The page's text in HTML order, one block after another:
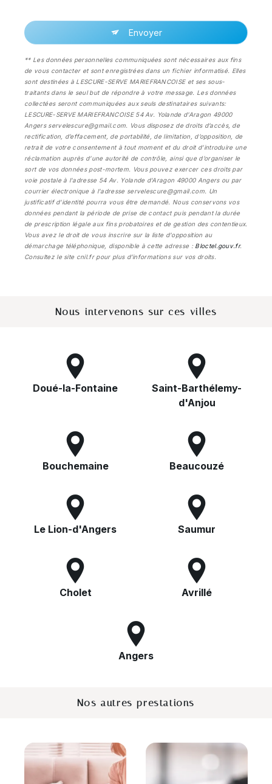
Envoyer
** Les données personnelles communiquées sont nécessaires aux fins
de vous contacter et sont enregistrées dans un fichier informatisé. Elles
sont destinées à LESCURE-SERVE MARIEFRANCOISE et ses sous-
traitants dans le seul but de répondre à votre message. Les données
collectées seront communiquées aux seuls destinataires suivants:
LESCURE-SERVE MARIEFRANCOISE 54 Av. Yolande d'Aragon 49000
Angers servelescure@gmail.com. Vous disposez de droits d’accès, de
rectification, d’effacement, de portabilité, de limitation, d’opposition, de
retrait de votre consentement à tout moment et du droit d’introduire une
réclamation auprès d’une autorité de contrôle, ainsi que d’organiser le
sort de vos données post-mortem. Vous pouvez exercer ces droits par
voie postale à l'adresse 54 Av. Yolande d'Aragon 49000 Angers ou par
courrier électronique à l'adresse servelescure@gmail.com. Un
justificatif d'identité pourra vous être demandé. Nous conservons vos
données pendant la période de prise de contact puis pendant la durée
de prescription légale aux fins probatoires et de gestion des contentieux.
Vous avez le droit de vous inscrire sur la liste d'opposition au
démarchage téléphonique, disponible à cette adresse : Bloctel.gouv.fr.
Consultez le site cnil.fr pour plus d’informations sur vos droits.
Nous intervenons sur ces villes
Doué-la-Fontaine
Saint-Barthélemy-
d'Anjou
Bouchemaine Beaucouzé
Le Lion-d'Angers Saumur
Cholet Avrillé
Angers
Nos autres prestations